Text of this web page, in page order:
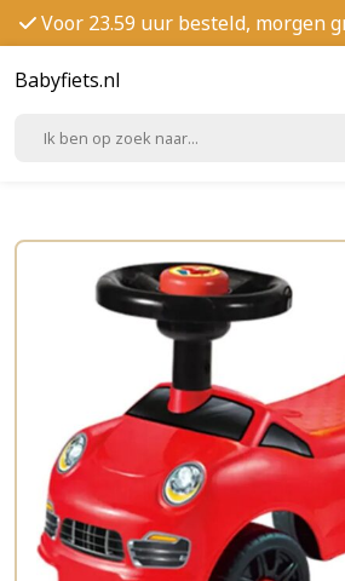
Voor 23.59 uur besteld, morgen
Babyfiets.nl